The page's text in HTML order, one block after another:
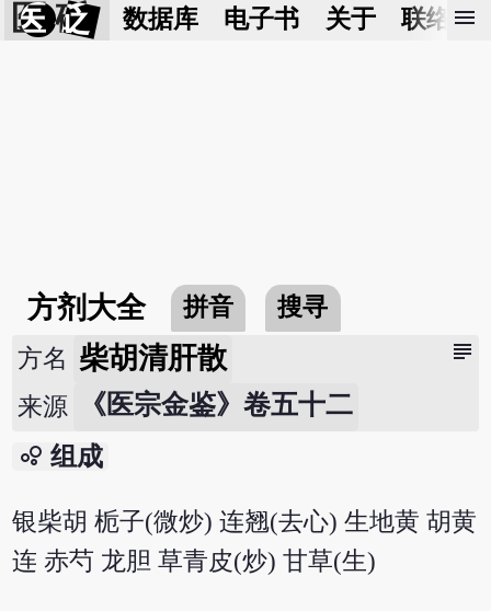
医 砭 数据库 电子书 关于 联络我
menu
方剂大全 拼音 搜寻
subject
方名 柴胡清肝散
来源 《医宗金鉴》卷五十二
bubble_chart 组成
银柴胡 栀子(微炒) 连翘(去心) 生地黄 胡黄
连 赤芍 龙胆 草青皮(炒) 甘草(生)